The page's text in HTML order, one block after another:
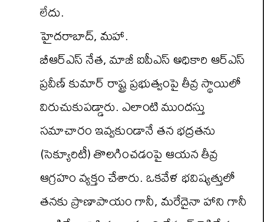
లేదు.
హైదరాబాద్, మహా.
బీఆర్ఎస్ నేత, మాజీ ఐపీఎస్ అధికారి ఆర్‌ఎస్‌
ప్రవీణ్‌ కుమార్‌ రాష్ట్ర ప్రభుత్వంపై తీవ్ర స్థాయిలో
విరుచుకుపడ్డారు. ఎలాంటి ముందస్తు
సమాచారం ఇవ్వకుండానే తన భద్రతను
(సెక్యూరిటీ) తొలగించడంపై ఆయన తీవ్ర
ఆగ్రహం వ్యక్తం చేశారు. ఒకవేళ భవిష్యత్తులో
తనకు ప్రాణాపాయం గానీ, మరేదైనా హాని గానీ